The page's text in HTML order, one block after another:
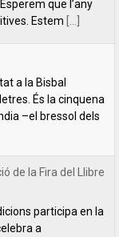
de la Fira del Llibre
participa en la
a
amb una
paguen molt la
hi)
a desaprendre-
de publicar un llibre